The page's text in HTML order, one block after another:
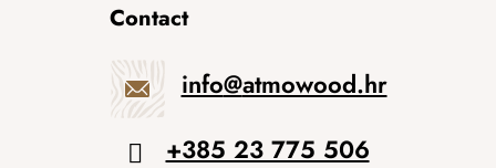
Contact
info@atmowood.hr
+385 23 775 506